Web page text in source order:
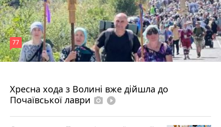
Хресна хода з Волині вже дійшла до
Почаївської лаври photo_camera play_circle_filled
77